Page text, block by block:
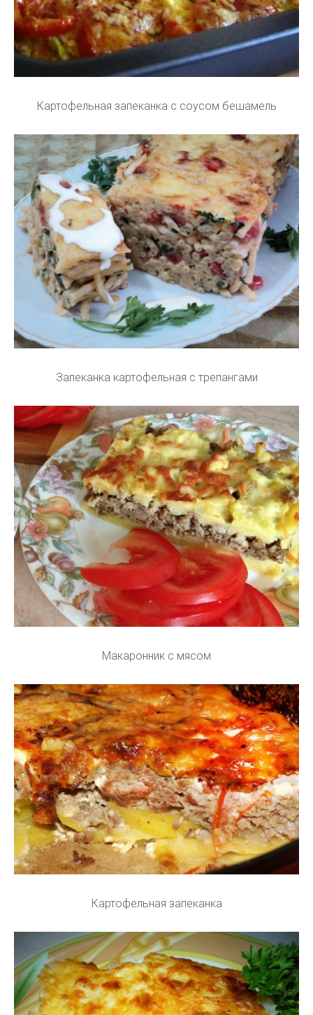
Картофельная запеканка с соусом бешамель
Запеканка картофельная с трепангами
Макаронник с мясом
Картофельная запеканка